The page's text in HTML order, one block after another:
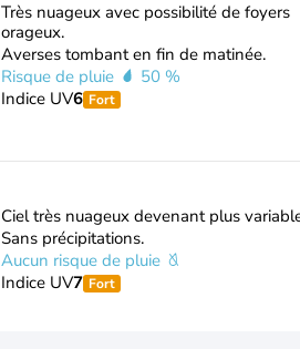
Très nuageux avec possibilité de foyers
orageux.
Averses tombant en fin de matinée.
Risque de pluie
50 %
Indice UV6 Fort
Ciel très nuageux devenant plus
Sans précipitations.
Aucun risque de pluie
Indice UV7 Fort